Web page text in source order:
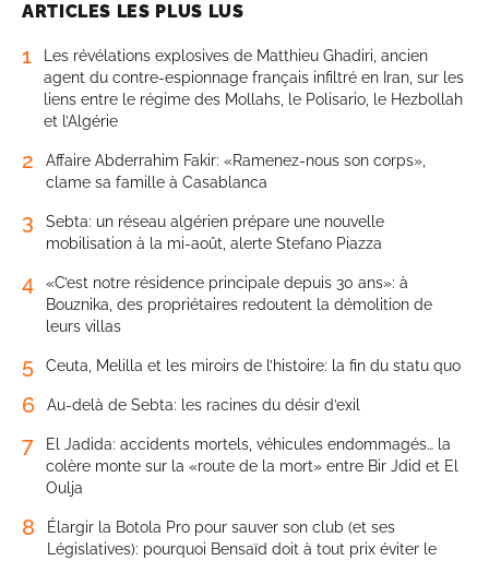
ARTICLES LES PLUS LUS
1
Les révélations explosives de Matthieu Ghadiri, ancien
agent du contre-espionnage français infiltré en Iran, sur les
liens entre le régime des Mollahs, le Polisario, le Hezbollah
et l’Algérie
2
Affaire Abderrahim Fakir: «Ramenez-nous son corps»,
clame sa famille à Casablanca
3
Sebta: un réseau algérien prépare une nouvelle
mobilisation à la mi-août, alerte Stefano Piazza
4
«C’est notre résidence principale depuis 30 ans»: à
Bouznika, des propriétaires redoutent la démolition de
leurs villas
5 Ceuta, Melilla et les miroirs de l’histoire: la fin du statu quo
6 Au-delà de Sebta: les racines du désir d’exil
7
El Jadida: accidents mortels, véhicules endommagés… la
colère monte sur la «route de la mort» entre Bir Jdid et El
Oulja
8
Élargir la Botola Pro pour sauver son club (et ses
Législatives): pourquoi Bensaïd doit à tout prix éviter le